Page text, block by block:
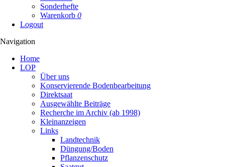
Sonderhefte
Warenkorb 0
Logout
Navigation
überspringen
Home
LOP
Über uns
Konservierende Bodenbearbeitung
Direktsaat
Ausgewählte Beiträge
Recherche im Archiv (ab 1998)
Kleinanzeigen
Links
Landtechnik
Düngung/Boden
Pflanzenschutz